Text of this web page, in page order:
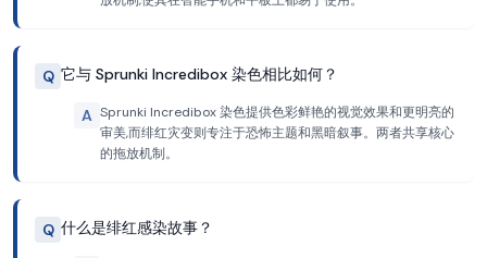
Q 它与 Sprunki Incredibox 染色相比如何？
A Sprunki Incredibox 染色提供色彩鲜艳的视觉效果和更明亮的
审美,而绯红灾变则专注于恐怖主题和黑暗叙事。两者共享核心
的拖放机制。
Q 什么是绯红感染故事？